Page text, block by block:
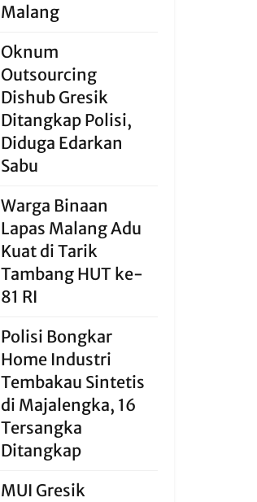
Malang
Oknum
Outsourcing
Dishub Gresik
Ditangkap Polisi,
Diduga Edarkan
Sabu
Warga Binaan
Lapas Malang Adu
Kuat di Tarik
Tambang HUT ke-
81 RI
Polisi Bongkar
Home Industri
Tembakau Sintetis
di Majalengka, 16
Tersangka
Ditangkap
MUI Gresik